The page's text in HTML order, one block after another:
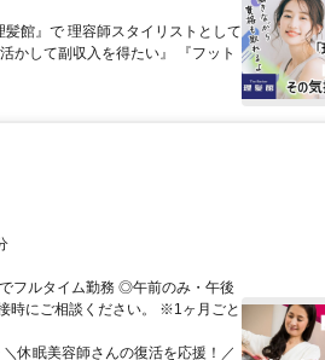
館』で 理容師スタイリストとして
かして副収入を得たい』 『フット
フルタイム勤務 ◎午前のみ・午後
時にご相談ください。 ※1ヶ月ごと
美容師さんの復活を応援！／